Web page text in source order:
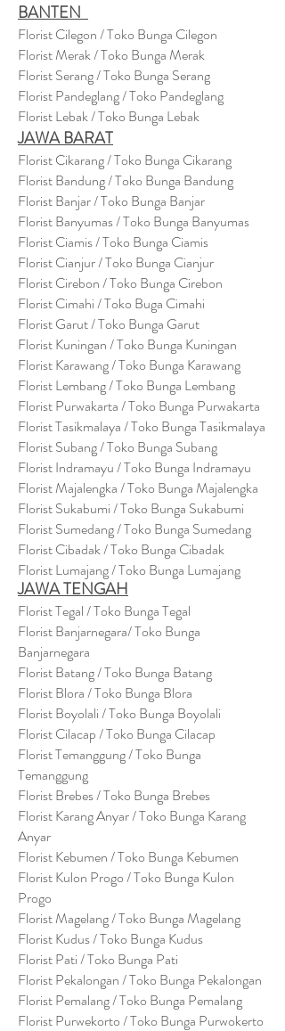
BANTEN
Florist Cilegon / Toko Bunga Cilegon
Florist Merak / Toko Bunga Merak
Florist Serang / Toko Bunga Serang
Florist Pandeglang / Toko Pandeglang
Florist Lebak / Toko Bunga Lebak
JAWA BARAT
Florist Cikarang/ Toko Bunga Cikarang
Florist Bandung / Toko Bunga Bandung
Florist Banjar / Toko Bunga Banjar
Florist Banyumas / Toko Bunga Banyumas
Florist Ciamis / Toko Bunga Ciamis
Florist Cianjur / Toko Bunga Cianjur
Florist Cirebon / Toko Bunga Cirebon
Florist Cimahi / Toko Buga Cimahi
Florist Garut / Toko Bunga Garut
Florist Kuningan / Toko Bunga Kuningan
Florist Karawang / Toko Bunga Karawang
Florist Lembang / Toko Bunga Lembang
Florist Purwakarta / Toko Bunga Purwakarta
Florist Tasikmalaya / Toko Bunga Tasikmalaya
Florist Subang / Toko Bunga Subang
Florist Indramayu / Toko Bunga Indramayu
Florist Majalengka / Toko Bunga Majalengka
Florist Sukabumi / Toko Bunga Sukabumi
Florist Sumedang / Toko Bunga Sumedang
Florist Cibadak / Toko Bunga Cibadak
Florist Lumajang / Toko Bunga Lumajang
JAWA TENGAH
Florist Tegal / Toko Bunga Tegal
Florist Banjarnegara/ Toko Bunga
Banjarnegara
Florist Batang / Toko Bunga Batang
Florist Blora / Toko Bunga Blora
Florist Boyolali / Toko Bunga Boyolali
Florist Cilacap / Toko Bunga Cilacap
Florist Temanggung / Toko Bunga
Temanggung
Florist Brebes / Toko Bunga Brebes
Florist Karang Anyar / Toko Bunga Karang
Anyar
Florist Kebumen / Toko Bunga Kebumen
Florist Kulon Progo / Toko Bunga Kulon
Progo
Florist Magelang / Toko Bunga Magelang
Florist Kudus / Toko Bunga Kudus
Florist Pati / Toko Bunga Pati
Florist Pekalongan / Toko Bunga Pekalongan
Florist Pemalang / Toko Bunga Pemalang
Florist Purwekorto / Toko Bunga Purwokerto